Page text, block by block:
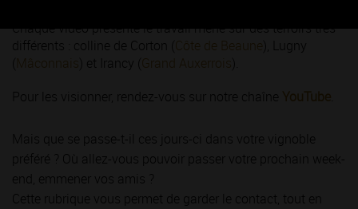
Mais que se passe-t-il ces jours-ci dans votre vignoble
préféré ? Où allez-vous pouvoir passer votre prochain week-
end, emmener vos amis ?
Cette rubrique vous permet de garder le contact, tout en
Chaque vidéo présente le travail mené sur des terroirs très
différents : colline de Corton ( Côte de Beaune ), Lugny
Mâconnais ) et Irancy ( Grand Auxerrois
Pour les visionner, rendez-vous sur notre chaîne YouTube